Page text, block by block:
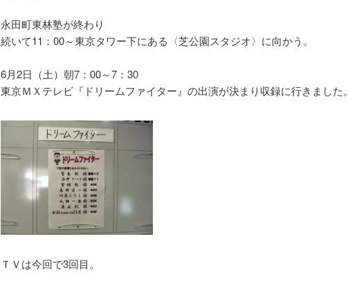
永田町東林塾が終わり
続いて11：00～東京タワー下にある〈芝公園スタジオ〉に向かう。
6月2日（土）朝7：00～7：30
東京ＭＸテレビ『ドリームファイター』の出演が決まり収録に行きました。
ＴＶは今回で3回目。